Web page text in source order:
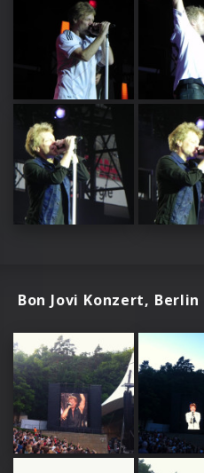
Bon Jovi Konzert, Berlin